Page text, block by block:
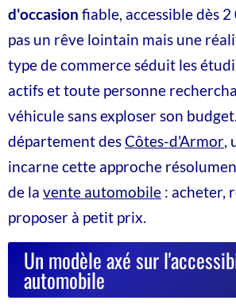
d'occasion fiable, accessible dès
pas un rêve lointain mais une
type de commerce séduit les
actifs et toute personne
véhicule sans exploser son
département desCôtes-d'Armor,
incarne cette approche
de la vente automobile : acheter,
proposer à petit prix.
Un modèle axé sur
automobile